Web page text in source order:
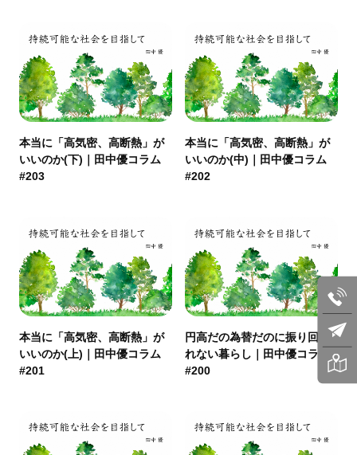
本当に「高気密、高断熱」が
いいのか(下)｜田中優コラム
#203
本当に「高気密、高断熱」が
いいのか(中)｜田中優コラム
#202
本当に「高気密、高断熱」が
いいのか(上)｜田中優コラム
#201
円高だの為替だのに振り回さ
れない暮らし｜田中優コラム
#200